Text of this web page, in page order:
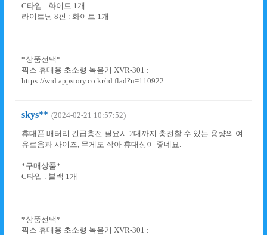
C타입 : 화이트 1개
라이트닝 8핀 : 화이트 1개
*상품선택*
픽스 휴대용 초소형 녹음기 XVR-301 :
https://wrd.appstory.co.kr/rd.flad?n=110922
skys** (2024-02-21 10:57:52)
휴대폰 배터리 긴급충전 필요시 2대까지 충전할 수 있는 용량의 여
유로움과 사이즈, 무게도 작아 휴대성이 좋네요.
*구매상품*
C타입 : 블랙 1개
*상품선택*
픽스 휴대용 초소형 녹음기 XVR-301 :